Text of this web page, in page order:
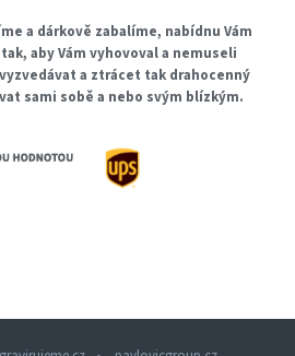
a dárkově zabalíme, nabídnu Vám
aby Vám vyhovoval a nemuseli
a ztrácet tak drahocenný
sami sobě a nebo svým blízkým.